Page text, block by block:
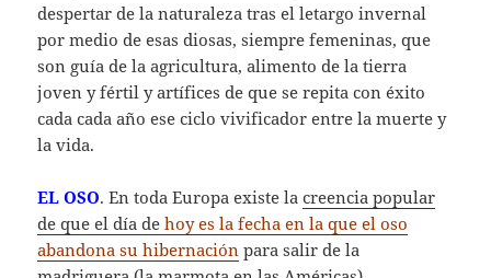
despertar de la naturaleza tras el letargo invernal
por medio de esas diosas, siempre femeninas, que
son guía de la agricultura, alimento de la tierra
joven y fértil y artífices de que se repita con éxito
cada cada año ese ciclo vivificador entre la muerte y
la vida.
EL OSO. En toda Europa existe lacreencia popular
de que el día dehoy es la fecha en la que el oso
abandona su hibernación para salir de la